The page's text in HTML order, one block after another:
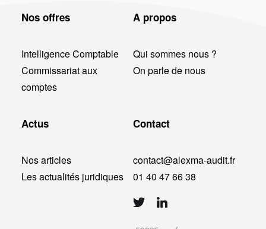
Nos offres
Intelligence Comptable
Commissariat aux
comptes
A propos
Qui sommes nous ?
On parle de nous
Actus
Nos articles
Les actualités juridiques
Contact
contact@alexma-audit.fr
01 40 47 66 38